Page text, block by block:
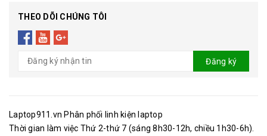
THEO DÕI CHÚNG TÔI
Đăng ký
Laptop911.vn Phân phối linh kiện laptop
Thời gian làm việc Thứ 2-thứ 7 (sáng 8h30-12h, chiều 1h30-6h).